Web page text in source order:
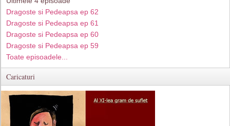
Dragoste si Pedeapsa ep 62
Dragoste si Pedeapsa ep 61
Dragoste si Pedeapsa ep 60
Dragoste si Pedeapsa ep 59
Toate episoadele...
Caricaturi